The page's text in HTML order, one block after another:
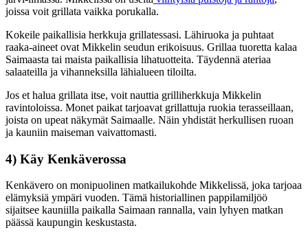
joissa voit grillata vaikka porukalla.
Kokeile paikallisia herkkuja grillatessasi. Lähiruoka ja puhtaat
raaka-aineet ovat Mikkelin seudun erikoisuus. Grillaa tuoretta kalaa
Saimaasta tai maista paikallisia lihatuotteita. Täydennä ateriaa
salaateilla ja vihanneksilla lähialueen tiloilta.
Jos et halua grillata itse, voit nauttia grilliherkkuja Mikkelin
ravintoloissa. Monet paikat tarjoavat grillattuja ruokia terasseillaan,
joista on upeat näkymät Saimaalle. Näin yhdistät herkullisen ruoan
ja kauniin maiseman vaivattomasti.
4) Käy Kenkäverossa
Kenkävero on monipuolinen matkailukohde Mikkelissä, joka tarjoaa
elämyksiä ympäri vuoden. Tämä historiallinen pappilamiljöö
sijaitsee kauniilla paikalla Saimaan rannalla, vain lyhyen matkan
päässä kaupungin keskustasta.